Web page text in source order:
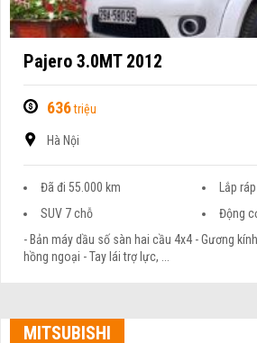
Pajero 3.0MT 2012
636triệu
Hà Nội
Đã đi 55.000 km
Lắp
SUV 7 chỗ
Động
- Bản máy dầu số sàn hai cầu 4x4 - Gương
hồng ngoại - Tay lái trợ lực, ...
MITSUBISHI